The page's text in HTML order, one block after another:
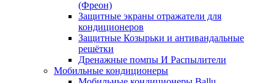
(Фреон)
Защитные экраны отражатели для
кондиционеров
Защитные Козырьки и антивандальные
решётки
Дренажные помпы И Распылители
Мобильные кондиционеры